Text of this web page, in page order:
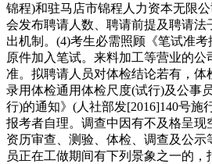
锦程)和驻马店市锦程人力资本无限
会发布聘请人数、聘请前提及聘请法
出机制。(4)考生必需照顾《笔试准
原件加入笔试。来料加工等营业的公
准。拟聘请人员对体检结论若有，体
录用体检通用体检尺度(试行)及公事
行)的通知》(人社部发[2016]140号施
报考者自理。调查中因有不及格呈现
资历审查、测验、体检、调查及公示
员正在工做期间有下列景象之一的